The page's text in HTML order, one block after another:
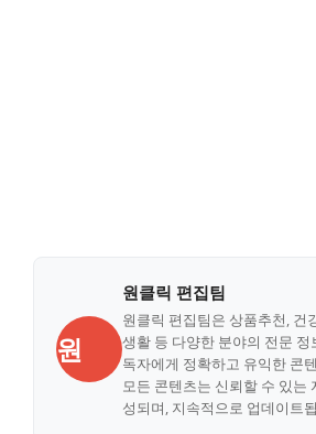
원
원클릭 편집팀
원클릭 편집팀은 상품추천, 건
생활 등 다양한 분야의 전문 정
독자에게 정확하고 유익한 콘
모든 콘텐츠는 신뢰할 수 있는
성되며, 지속적으로 업데이트